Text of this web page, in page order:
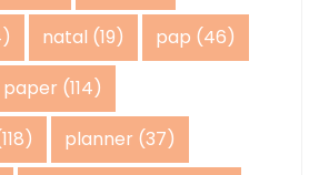
natal (19) pap (46)
paper (114)
planner (37)